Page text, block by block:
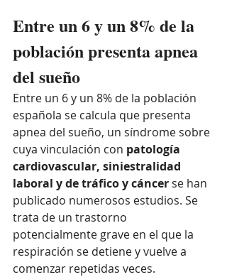
Entre un 6 y un 8% de la
población presenta apnea
del sueño
Entre un 6 y un 8% de la población
española se calcula que presenta
apnea del sueño, un síndrome sobre
cuya vinculación con patología
cardiovascular, siniestralidad
laboral y de tráfico y cáncer se han
publicado numerosos estudios. Se
trata de un trastorno
potencialmente grave en el que la
respiración se detiene y vuelve a
comenzar repetidas veces.